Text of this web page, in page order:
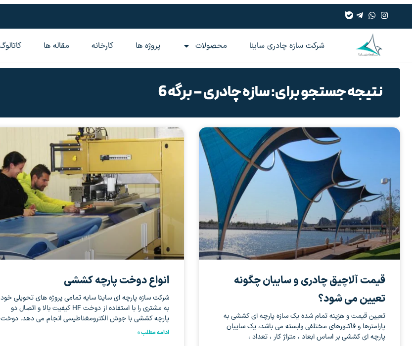
شرکت سازه چادری ساینا محصولات پروژه ها کارخانه مقاله‌ ها کاتالوگ
نتیجه جستجو برای: سازه چادری – برگه 6
قیمت آلاچیق چادری و سایبان چگونه
تعیین می شود؟
تعیین قیمت و هزینه تمام شده یک سازه پارچه ای کششی به
پارامترها و فاکتورهای مختلفی وابسته می باشد، یک سایبان
پارچه ای کششی بر اساس ابعاد ، متراژ کار ، تعداد ،
انواع دوخت پارچه کششی
شرکت سازه پارچه ای ساینا سایه تمامی پروژه های تحویلی خود
به مشتری را با استفاده از دوخت HF کیفیت بالا و اتصال دو
پارچه کششی با جوش الکترومغناطیسی انجام می دهد. دوخت
ادامه مطلب »